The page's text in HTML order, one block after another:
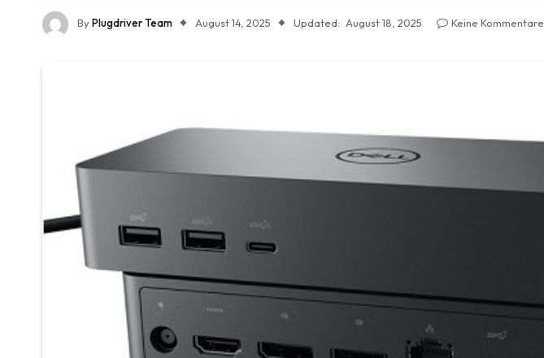
ByPlugdriver Team August 14, 2025 Updated: August 18, 2025 Keine Kommentare